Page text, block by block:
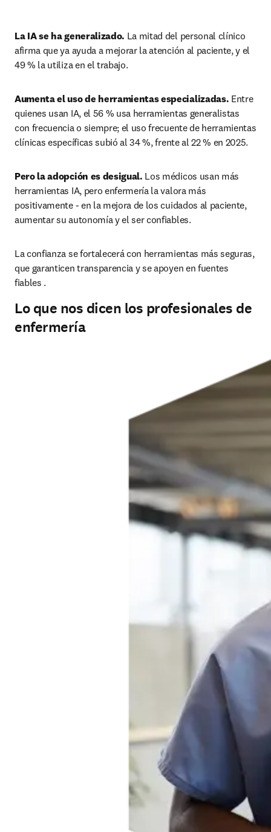
La IA se ha generalizado. La mitad del personal clínico
afirma que ya ayuda a mejorar la atención al paciente, y el
49 % la utiliza en el trabajo.
Aumenta el uso de herramientas especializadas. Entre
quienes usan IA, el 56 % usa herramientas generalistas
con frecuencia o siempre; el uso frecuente de herramientas
clínicas específicas subió al 34 %, frente al 22 % en 2025.
Pero la adopción es desigual. Los médicos usan más
herramientas IA, pero enfermería la valora más
positivamente - en la mejora de los cuidados al paciente,
aumentar su autonomía y el ser confiables.
La confianza se fortalecerá con herramientas más seguras,
que garanticen transparencia y se apoyen en fuentes
fiables .
Lo que nos dicen los profesionales de
enfermería